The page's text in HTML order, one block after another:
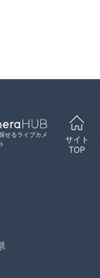
せるライブカメ
サイト
TOP